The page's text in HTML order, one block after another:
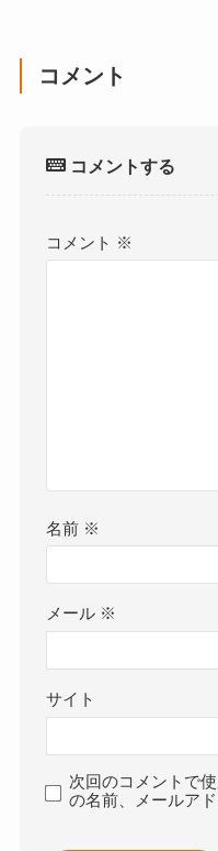
コメント
コメントする
コメント ※
名前 ※
メール ※
サイト
次回のコメントで
の名前、メールア